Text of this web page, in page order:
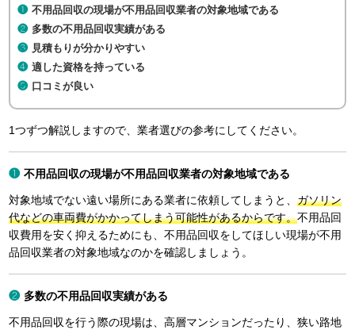
不用品回収の現場が不用品回収業者の対象地域である
多数の不用品回収実績がある
見積もりが分かりやすい
適した資格を持っている
口コミが良い
1つずつ解説しますので、業者選びの参考にしてください。
不用品回収の現場が不用品回収業者の対象地域である
対象地域でない遠い場所にある業者に依頼してしまうと、ガソリン
代などの車両費がかかってしまう可能性があるからです。不用品回
収費用を安く抑えるためにも、不用品回収をしてほしい現場が不用
品回収業者の対象地域なのかを確認しましょう。
多数の不用品回収実績がある
不用品回収を行う際の現場は、高層マンションだったり、狭い路地